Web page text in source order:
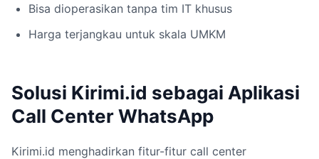
Bisa dioperasikan tanpa tim IT khusus
Harga terjangkau untuk skala UMKM
Solusi Kirimi.id sebagai Aplikasi
Call Center WhatsApp
Kirimi.id menghadirkan fitur-fitur call center